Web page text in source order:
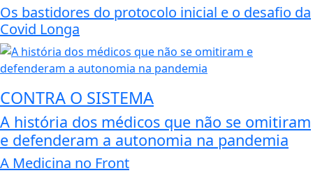
Os bastidores do protocolo inicial e o desafio da
Covid Longa
CONTRA O SISTEMA
A história dos médicos que não se omitiram
e defenderam a autonomia na pandemia
A Medicina no Front